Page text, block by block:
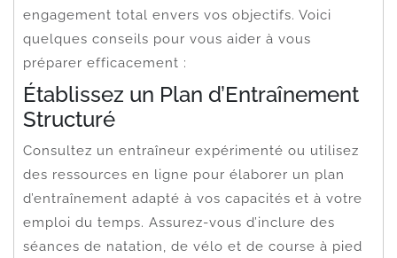
engagement total envers vos objectifs. Voici
quelques conseils pour vous aider à vous
préparer efficacement :
Établissez un Plan d’Entraînement
Structuré
Consultez un entraîneur expérimenté ou utilisez
des ressources en ligne pour élaborer un plan
d’entraînement adapté à vos capacités et à votre
emploi du temps. Assurez-vous d’inclure des
séances de natation, de vélo et de course à pied